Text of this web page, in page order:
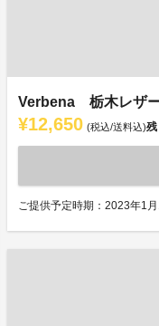
Verbena 栃木レザ
¥12,650 (税込/送料込)残
ご提供予定時期：2023年1